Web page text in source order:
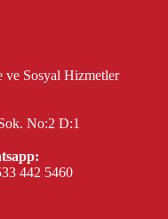
ve Sosyal Hizmetler
No:2 D:1
442 5460